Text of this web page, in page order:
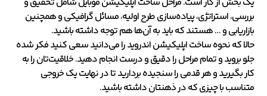
بررسی، استراتژی، پیاده‌سازی طرح اولیه، مسائل گرافیکی و همچنین
بازاریابی و … هستند که باید به آن‌ها هم توجه داشته باشید.
حالا که نحوه ساخت اپلیکیشن اندروید را می‌دانید سعی کنید فکر شده
جلو بروید و تمام مراحل را دقیق و درست انجام دهید. خلاقیت‌تان را به
کار بگیرید و هر قدمی را سنجیده بردارید تا در نهایت یک خروجی
متناسب با چیزی که در ذهنتان داشته باشید.